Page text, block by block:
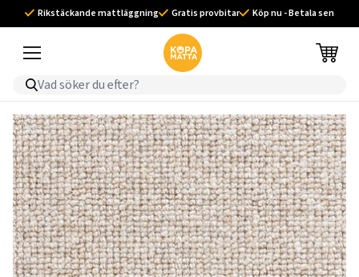
Rikstäckande mattläggning Gratis provbitar Köp nu - Betala sen